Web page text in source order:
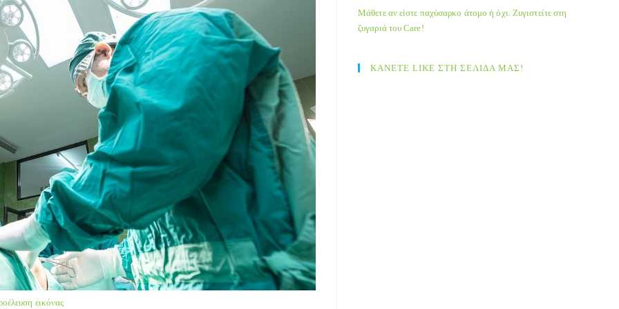
εικόνας
Μάθετε αν είστε παχύσαρκο άτομο ή όχι. Ζυγιστείτε στη
ζυγαριά του Care!
ΚΑΝΕΤΕ LIKE ΣΤΗ ΣΕΛΙΔΑ ΜΑΣ!